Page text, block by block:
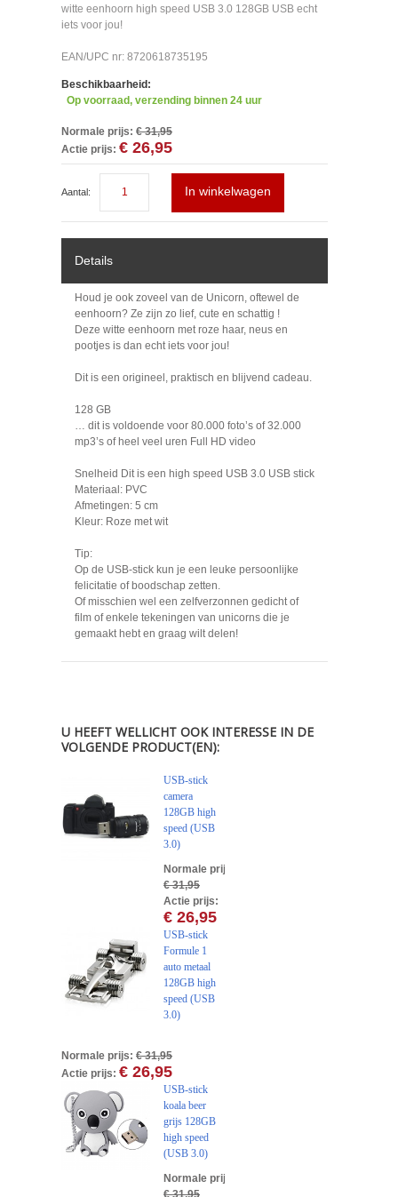
witte eenhoorn high speed USB 3.0 128GB USB echt
iets voor jou!
EAN/UPC nr: 8720618735195
Beschikbaarheid:
Op voorraad, verzending binnen 24 uur
Normale prijs: € 31,95
Actie prijs: € 26,95
Aantal: In winkelwagen
Details
Houd je ook zoveel van de Unicorn, oftewel de
eenhoorn? Ze zijn zo lief, cute en schattig !
Deze witte eenhoorn met roze haar, neus en
pootjes is dan echt iets voor jou!
Dit is een origineel, praktisch en blijvend cadeau.
128 GB
… dit is voldoende voor 80.000 foto’s of 32.000
mp3’s of heel veel uren Full HD video
Snelheid Dit is een high speed USB 3.0 USB stick
Materiaal: PVC
Afmetingen: 5 cm
Kleur: Roze met wit
Tip:
Op de USB-stick kun je een leuke persoonlijke
felicitatie of boodschap zetten.
Of misschien wel een zelfverzonnen gedicht of
film of enkele tekeningen van unicorns die je
gemaakt hebt en graag wilt delen!
U HEEFT WELLICHT OOK INTERESSE IN DE
VOLGENDE PRODUCT(EN):
USB-stick
camera
128GB high
speed (USB
3.0)
Normale prijs:
€ 31,95
Actie prijs:
€ 26,95
USB-stick
Formule 1
auto metaal
128GB high
speed (USB
3.0)
Normale prijs: € 31,95
Actie prijs: € 26,95
USB-stick
koala beer
grijs 128GB
high speed
(USB 3.0)
Normale prijs:
€ 31,95